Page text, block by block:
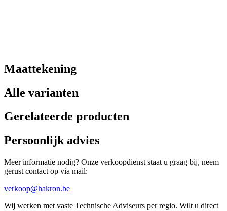
Maattekening
Alle varianten
Gerelateerde producten
Persoonlijk advies
Meer informatie nodig? Onze verkoopdienst staat u graag bij, neem
gerust contact op via mail:
verkoop@hakron.be
Wij werken met vaste Technische Adviseurs per regio. Wilt u direct